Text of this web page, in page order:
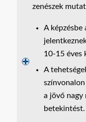
zenészek
A képzésbe
10-15 éves
A
a jövő nagy
betekintést.